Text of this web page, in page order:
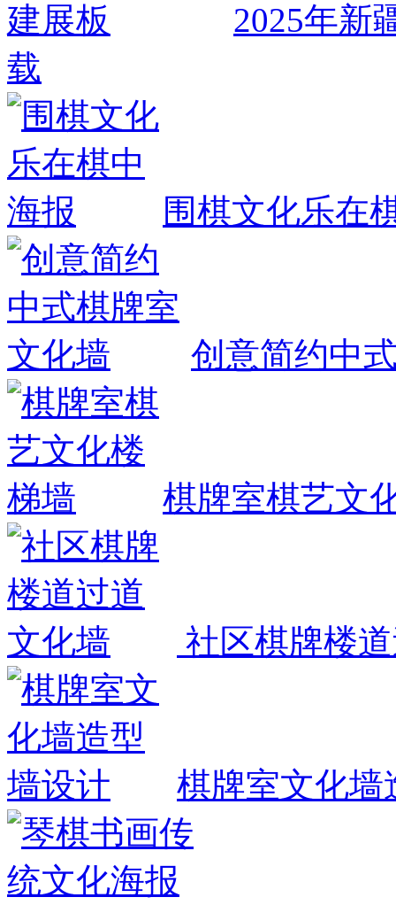
2025年新
载
围棋文化乐在
创意简约中
棋牌室棋艺文
社区棋牌楼
棋牌室文化墙